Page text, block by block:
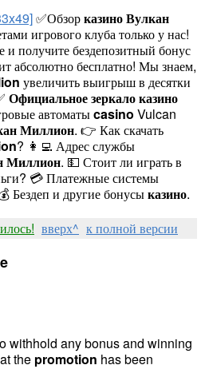
✅ОбзорказиноВулкан
игрового клуба только у нас!
и получите бездепозитный бонус
абсолютно бесплатно! Мы знаем,
увеличить выигрыш в десятки
Официальноезеркалоказино
автоматыcasino Vulcan
Миллион. 👉 Как скачать
? 👩‍💻 Адрес службы
Миллион. 💵 Стоит ли играть в
💳 Платежные системы
Бездеп и другие бонусыказино.
вверх^ к полной версии
withhold any bonus and winning
the promotion has been